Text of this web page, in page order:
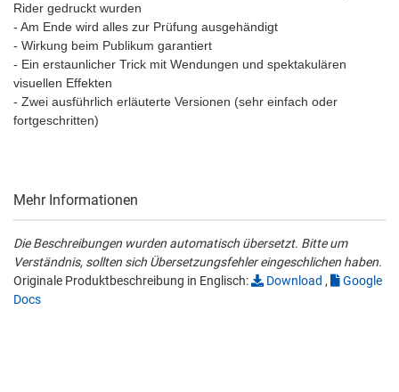
Rider gedruckt wurden
- Am Ende wird alles zur Prüfung ausgehändigt
- Wirkung beim Publikum garantiert
- Ein erstaunlicher Trick mit Wendungen und spektakulären
visuellen Effekten
- Zwei ausführlich erläuterte Versionen (sehr einfach oder
fortgeschritten)
Mehr Informationen
Die Beschreibungen wurden automatisch übersetzt. Bitte um
Verständnis, sollten sich Übersetzungsfehler eingeschlichen haben.
Originale Produktbeschreibung in Englisch:
Download ,
Google
Docs